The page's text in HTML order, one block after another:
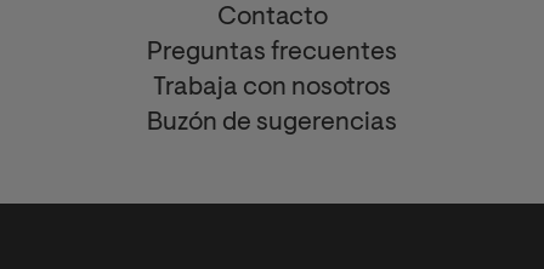
Contacto
Preguntas frecuentes
Trabaja con nosotros
Buzón de sugerencias